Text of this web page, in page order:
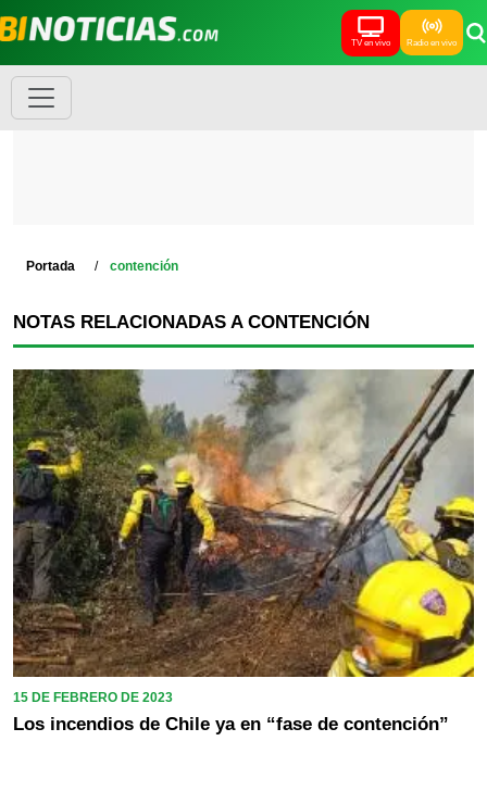
TV en vivo Radio en vivo
Portada contención
NOTAS RELACIONADAS A CONTENCIÓN
15 DE FEBRERO DE 2023
Los incendios de Chile ya en “fase de contención”